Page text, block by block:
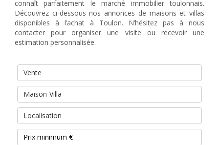
connaît parfaitement le marché immobilier toulonnais.
Découvrez ci-dessous nos annonces de maisons et villas
disponibles à l’achat à Toulon. N’hésitez pas à nous
contacter pour organiser une visite ou recevoir une
estimation personnalisée.
Vente
Maison-Villa
Localisation